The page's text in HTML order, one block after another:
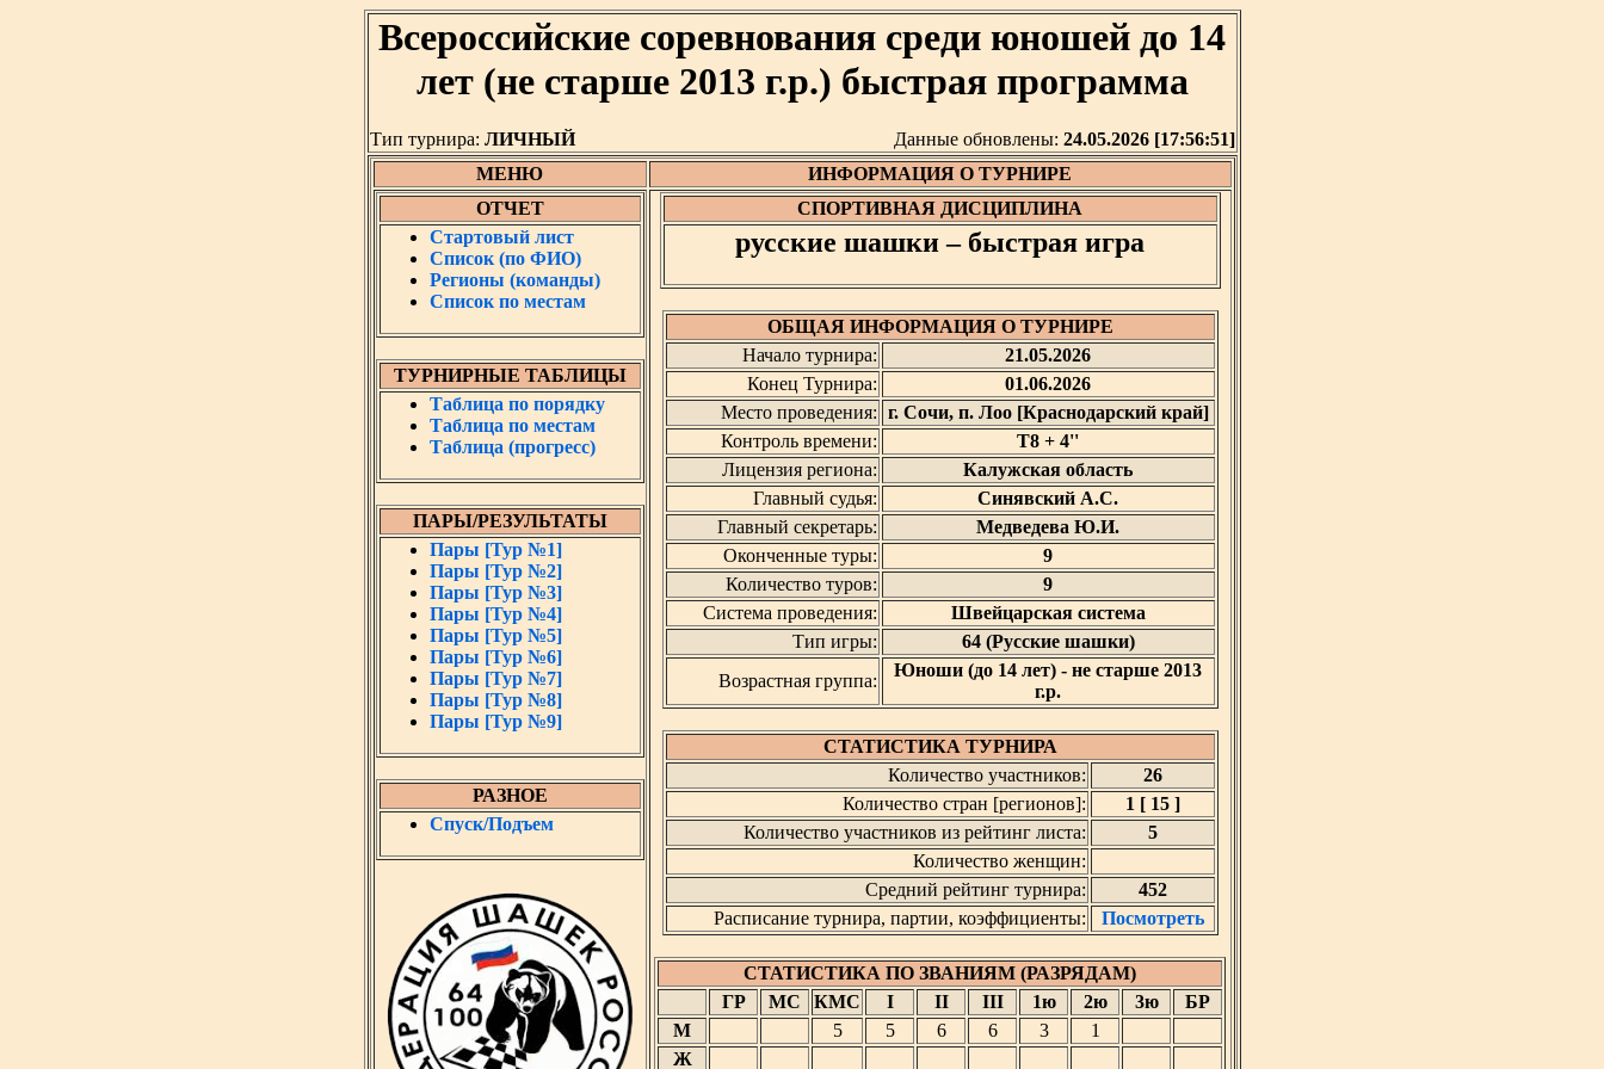
Всероссийские соревнования среди юношей до 14
лет (не старше 2013 г.р.) быстрая программа
Тип турнира: ЛИЧНЫЙ Данные обновлены: 24.05.2026 [17:56:51]
МЕНЮ
ИНФОРМАЦИЯ О ТУРНИРЕ
ОТЧЕТ
Стартовый лист
Список (по ФИО)
Регионы (команды)
Список по местам
ТУРНИРНЫЕ ТАБЛИЦЫ
Таблица по порядку
Таблица по местам
Таблица (прогресс)
ПАРЫ/РЕЗУЛЬТАТЫ
Пары [Тур №1]
Пары [Тур №2]
Пары [Тур №3]
Пары [Тур №4]
Пары [Тур №5]
Пары [Тур №6]
Пары [Тур №7]
Пары [Тур №8]
Пары [Тур №9]
РАЗНОЕ
Спуск/Подъем
СПОРТИВНАЯ ДИСЦИПЛИНА
русские шашки – быстрая игра
ОБЩАЯ ИНФОРМАЦИЯ О ТУРНИРЕ
Начало турнира:
21.05.2026
Конец Турнира:
01.06.2026
Место проведения: г. Сочи, п. Лоо [Краснодарский край]
Контроль времени:
T8 + 4''
Лицензия региона:
Калужская область
Главный судья:
Синявский А.С.
Главный секретарь:
Медведева Ю.И.
Оконченные туры:
9
Количество туров:
9
Система проведения:
Швейцарская система
Тип игры:
64 (Русские шашки)
Возрастная группа:
Юноши (до 14 лет) - не старше 2013
г.р.
СТАТИСТИКА ТУРНИРА
Количество участников:
26
Количество стран [регионов]:
1 [ 15 ]
Количество участников из рейтинг листа:
5
Количество женщин:
Средний рейтинг турнира:
452
Расписание турнира, партии, коэффициенты:
Посмотреть
СТАТИСТИКА ПО ЗВАНИЯМ (РАЗРЯДАМ)
ГР
МС КМС I II III 1ю 2ю 3ю
БР
М
5 5 6 6 3
1
Ж